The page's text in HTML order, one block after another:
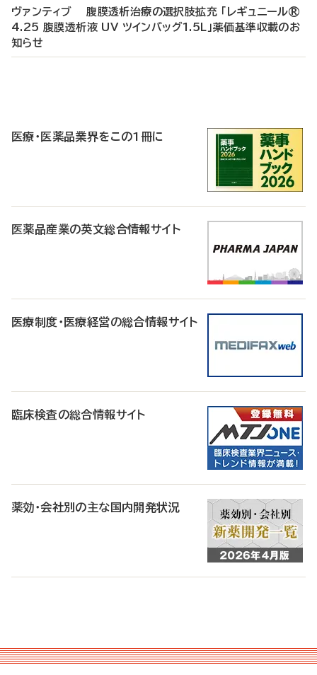
ヴァンティブ 腹膜透析治療の選択肢拡充 「レギュニール®
4.25 腹膜透析液 UV ツインバッグ1.5L」薬価基準収載のお
知らせ
医療・医薬品業界をこの1冊に
医薬品産業の英文総合情報サイト
医療制度・医療経営の総合情報サイト
臨床検査の総合情報サイト
薬効・会社別の主な国内開発状況